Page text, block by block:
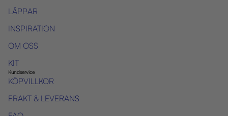
LÄPPAR
INSPIRATION
OM OSS
KIT
Kundservice
KÖPVILLKOR
FRAKT & LEVERANS